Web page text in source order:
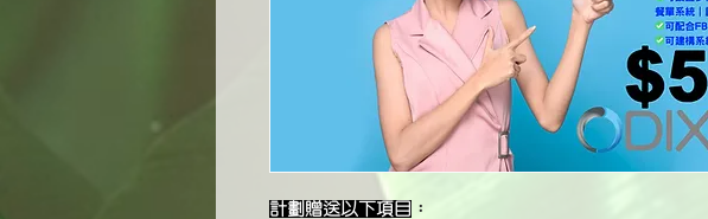
計劃贈送以下項目 ：